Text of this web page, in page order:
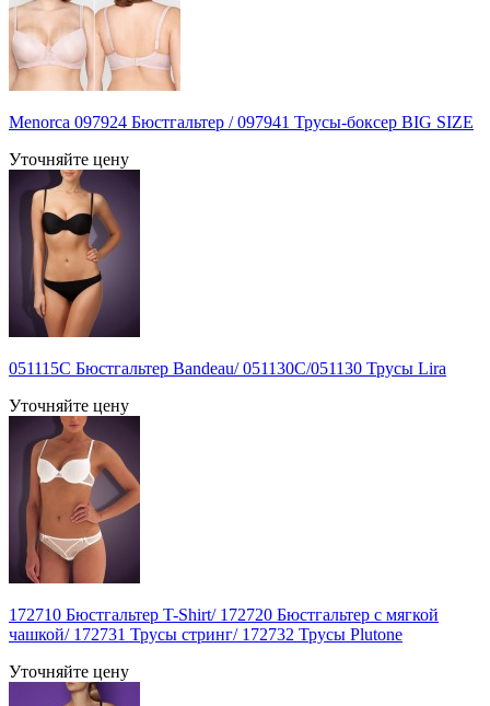
Menorca 097924 Бюстгальтер / 097941 Трусы-боксер BIG SIZE
Уточняйте цену
051115С Бюстгальтер Bandeau/ 051130C/051130 Трусы Lira
Уточняйте цену
172710 Бюстгальтер T-Shirt/ 172720 Бюстгальтер с мягкой
чашкой/ 172731 Трусы стринг/ 172732 Трусы Plutone
Уточняйте цену